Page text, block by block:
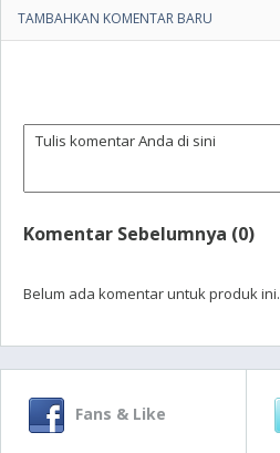
TAMBAHKAN KOMENTAR BARU
Komentar Sebelumnya (0)
Belum ada komentar untuk produk ini.
Fans & Like